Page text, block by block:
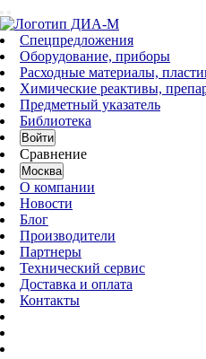
Спецпредложения
Оборудование, приборы
Расходные материалы,
Химические реактивы,
Предметный указатель
Библиотека
Войти
Сравнение
Москва
О компании
Новости
Блог
Производители
Партнеры
Технический сервис
Доставка и оплата
Контакты